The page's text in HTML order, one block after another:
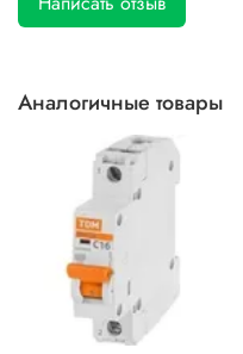
Аналогичные товары